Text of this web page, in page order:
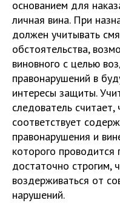
основанием для
личная вина. При
должен учитывать
обстоятельства,
виновного с целью
правонарушений в
интересы защиты.
следователь
соответствует
правонарушения и
которого проводится
достаточно строгим,
воздерживаться от
нарушений.